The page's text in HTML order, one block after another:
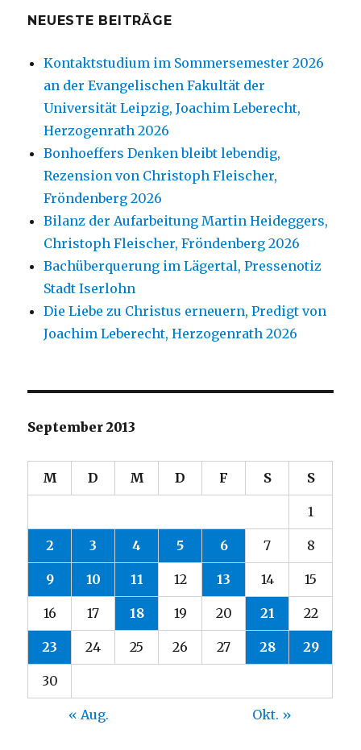
NEUESTE BEITRÄGE
Kontaktstudium im Sommersemester 2026
an der Evangelischen Fakultät der
Universität Leipzig, Joachim Leberecht,
Herzogenrath 2026
Bonhoeffers Denken bleibt lebendig,
Rezension von Christoph Fleischer,
Fröndenberg 2026
Bilanz der Aufarbeitung Martin Heideggers,
Christoph Fleischer, Fröndenberg 2026
Bachüberquerung im Lägertal, Pressenotiz
Stadt Iserlohn
Die Liebe zu Christus erneuern, Predigt von
Joachim Leberecht, Herzogenrath 2026
September 2013
M D M D F S S
1
2 3 4 5 6 7 8
9 10 11 12 13 14 15
16 17 18 19 20 21 22
23 24 25 26 27 28 29
30
« Aug. Okt. »